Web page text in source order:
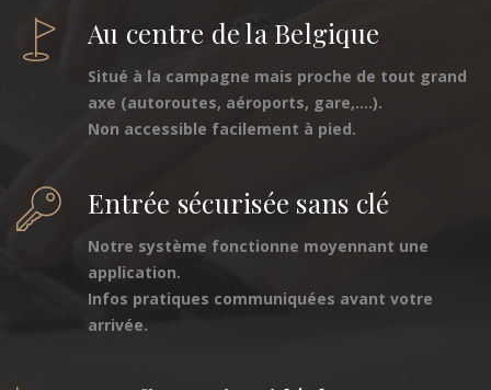
Au centre de la Belgique
Situé à la campagne mais proche de tout grand
axe (autoroutes, aéroports, gare,....).
Non accessible facilement à pied.
Entrée sécurisée sans clé
Notre système fonctionne moyennant une
application.
Infos pratiques communiquées avant votre
arrivée.